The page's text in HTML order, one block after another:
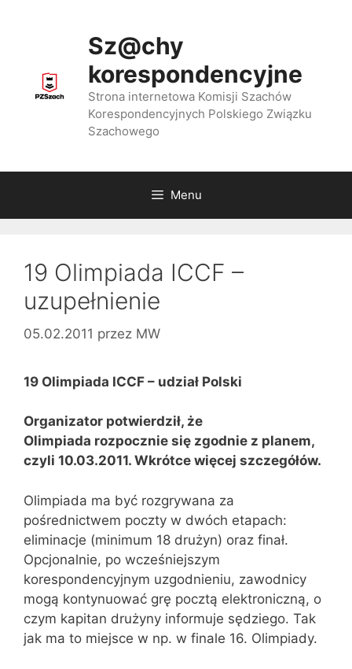
Sz@chy
korespondencyjne
Strona internetowa Komisji Szachów
Korespondencyjnych Polskiego Związku
Szachowego
Menu
19 Olimpiada ICCF –
uzupełnienie
05.02.2011 przez MW
19 Olimpiada ICCF – udział Polski
Organizator potwierdził, że
Olimpiada rozpocznie się zgodnie z planem,
czyli 10.03.2011. Wkrótce więcej szczegółów.
Olimpiada ma być rozgrywana za
pośrednictwem poczty w dwóch etapach:
eliminacje (minimum 18 drużyn) oraz finał.
Opcjonalnie, po wcześniejszym
korespondencyjnym uzgodnieniu, zawodnicy
mogą kontynuować grę pocztą elektroniczną, o
czym kapitan drużyny informuje sędziego. Tak
jak ma to miejsce w np. w finale 16. Olimpiady.